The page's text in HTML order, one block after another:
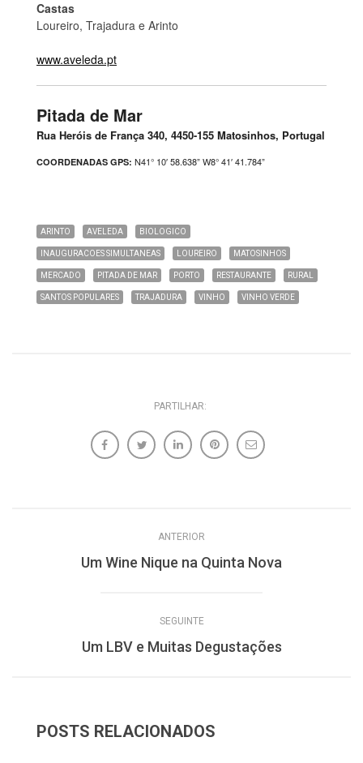
Castas
Loureiro, Trajadura e Arinto
www.aveleda.pt
Pitada de Mar
Rua Heróis de França 340, 4450-155 Matosinhos, Portugal
COORDENADAS GPS: N41° 10′ 58.638” W8° 41′ 41.784”
ARINTO AVELEDA BIOLOGICO
INAUGURACOES SIMULTANEAS LOUREIRO MATOSINHOS
MERCADO PITADA DE MAR PORTO RESTAURANTE RURAL
SANTOS POPULARES TRAJADURA VINHO VINHO VERDE
PARTILHAR:
ANTERIOR
Um Wine Nique na Quinta Nova
SEGUINTE
Um LBV e Muitas Degustações
POSTS RELACIONADOS